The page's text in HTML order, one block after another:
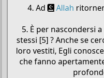
4. Ad
Allah
5. È per nascondersi
stessi [5] ? Anche se
loro vestiti, Egli
che fanno